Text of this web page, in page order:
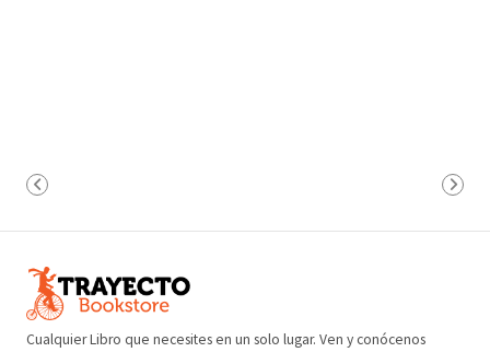
Cualquier Libro que necesites en un solo lugar. Ven y conócenos